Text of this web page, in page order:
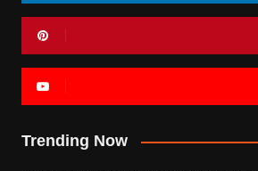
Trending Now